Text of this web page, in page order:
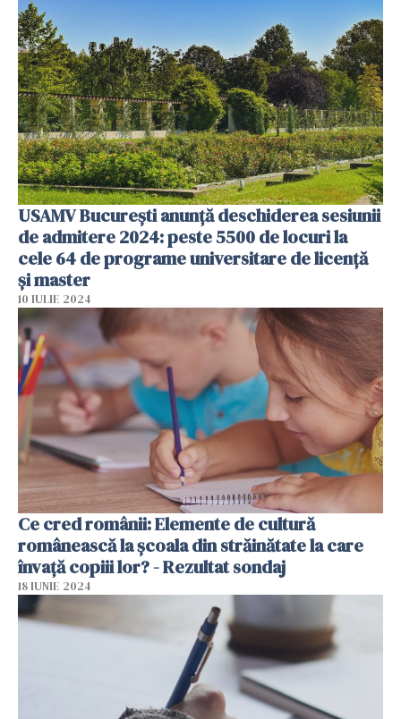
USAMV București anunță deschiderea sesiunii
de admitere 2024: peste 5500 de locuri la
cele 64 de programe universitare de licență
și master
10 IULIE 2024
Ce cred românii: Elemente de cultură
românească la școala din străinătate la care
învață copiii lor? - Rezultat sondaj
18 IUNIE 2024